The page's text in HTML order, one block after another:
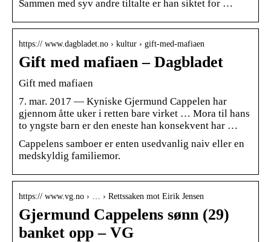
Sammen med syv andre tiltalte er han siktet for …
https:// www.dagbladet.no › kultur › gift-med-mafiaen
Gift med mafiaen – Dagbladet
Gift med mafiaen
7. mar. 2017 — Kyniske Gjermund Cappelen har
gjennom åtte uker i retten bare virket … Mora til hans
to yngste barn er den eneste han konsekvent har …
Cappelens samboer er enten usedvanlig naiv eller en
medskyldig familiemor.
https:// www.vg.no › … › Rettssaken mot Eirik Jensen
Gjermund Cappelens sønn (29)
banket opp – VG